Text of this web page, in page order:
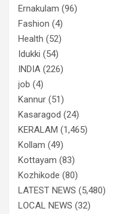
Ernakulam (96)
Fashion (4)
Health (52)
Idukki (54)
INDIA (226)
job (4)
Kannur (51)
Kasaragod (24)
KERALAM (1,465)
Kollam (49)
Kottayam (83)
Kozhikode (80)
LATEST NEWS (5,480)
LOCAL NEWS (32)